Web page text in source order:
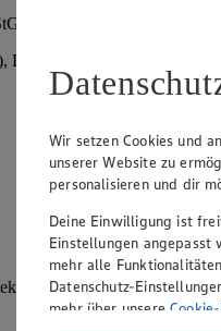
DE 266067317
Eileen Dominique
(Geschäftsführerin), Mark
Wir setzen Cookies und
unserer Website zu
personalisieren und dir
Deine Einwilligung ist
Einstellungen
mehr alle
Datenschutz-
mehr über unsere